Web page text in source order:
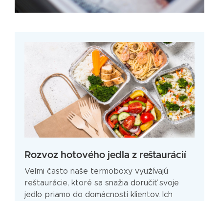
Rozvoz hotového jedla z reštaurácií
Veľmi často naše termoboxy využívajú
reštaurácie, ktoré sa snažia doručiť svoje
jedlo priamo do domácnosti klientov. Ich